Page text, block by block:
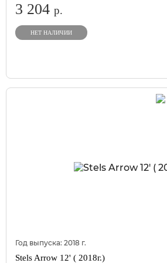
3 204 р.
НЕТ НАЛИЧИИ
Год выпуска: 2018 г.
Stels Arrow 12' ( 2018г.)